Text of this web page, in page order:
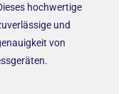
hochwertige
und
von